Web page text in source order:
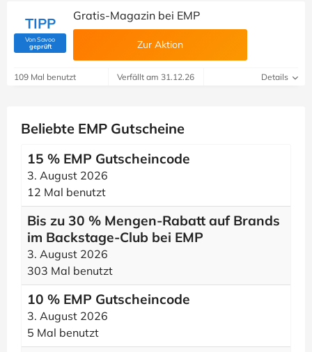
TIPP
Von Savoo
geprüft(Von Savoo geprüft)
Gratis-Magazin bei EMP
Zur Aktion
109 Mal benutzt Verfällt am 31.12.26 Details
Beliebte EMP Gutscheine
15 % EMP Gutscheincode
3. August 2026
12 Mal benutzt
Bis zu 30 % Mengen-Rabatt auf Brands
im Backstage-Club bei EMP
3. August 2026
303 Mal benutzt
10 % EMP Gutscheincode
3. August 2026
5 Mal benutzt